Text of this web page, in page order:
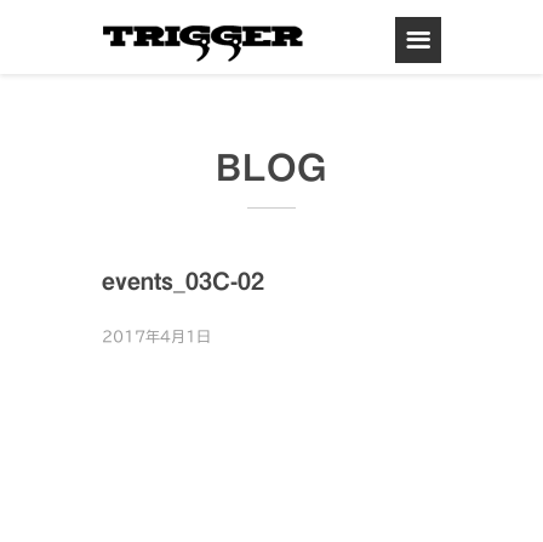
BLOG
events_03C-02
2017年4月1日